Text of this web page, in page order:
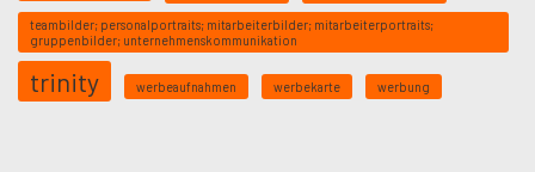
teambilder; personalportraits; mitarbeiterbilder; mitarbeiterportraits;
gruppenbilder; unternehmenskommunikation
trinity werbeaufnahmen werbekarte werbung